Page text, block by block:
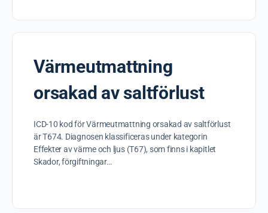
Värmeutmattning
orsakad av saltförlust
ICD-10 kod för Värmeutmattning orsakad av saltförlust
är T674. Diagnosen klassificeras under kategorin
Effekter av värme och ljus (T67), som finns i kapitlet
Skador, förgiftningar…